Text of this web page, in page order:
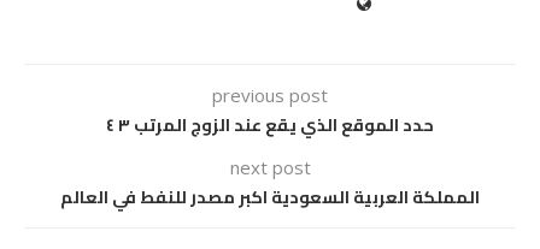
previous post
حدد الموقع الذي يقع عند الزوج المرتب ٣ ٤
next post
المملكة العربية السعودية اكبر مصدر للنفط في العالم